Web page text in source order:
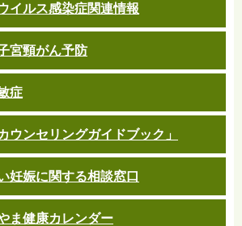
イルス感染症関連情報
宮頸がん予防
症
ウンセリングガイドブック」
妊娠に関する相談窓口
ま健康カレンダー